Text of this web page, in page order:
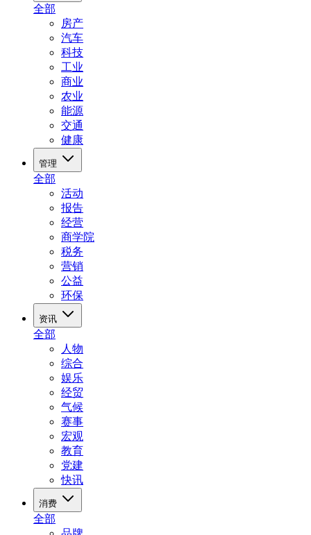
全部
房产
汽车
科技
工业
商业
农业
能源
交通
健康
管理
全部
活动
报告
经营
商学院
税务
营销
公益
环保
资讯
全部
人物
综合
娱乐
经贸
气候
赛事
宏观
教育
党建
快讯
消费
全部